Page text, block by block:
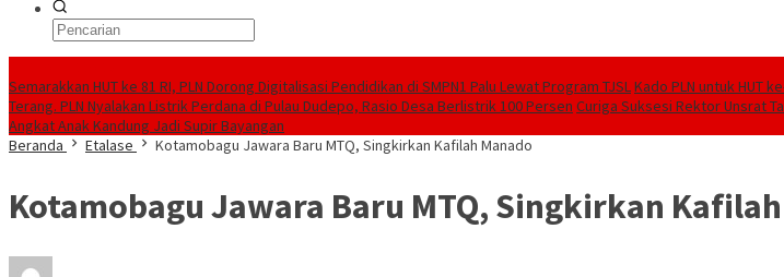
Semarakkan HUT ke 81 RI, PLN Dorong Digitalisasi Pendidikan di SMPN1 Palu Lewat Program TJSLKado PLN untuk HUT
Terang. PLN Nyalakan Listrik Perdana di Pulau Dudepo, Rasio Desa Berlistrik 100 Persen Curiga Suksesi Rektor Unsrat
Angkat Anak Kandung Jadi Supir Bayangan
Beranda
Etalase Kotamobagu Jawara Baru MTQ, Singkirkan Kafilah Manado
Kotamobagu Jawara Baru MTQ, Singkirkan